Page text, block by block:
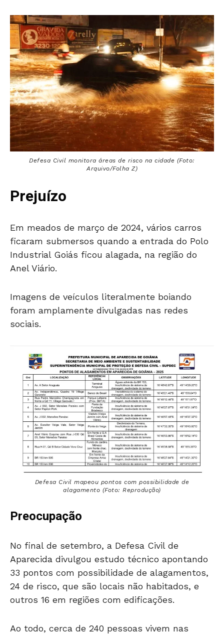
Defesa Civil monitora áreas de risco na cidade (Foto:
Arquivo/Folha Z)
Prejuízo
Em meados de março de 2024, vários carros
ficaram submersos quando a entrada do Polo
Industrial Goiás ficou alagada, na região do
Anel Viário.
Imagens de veículos literalmente boiando
foram amplamente divulgadas nas redes
sociais.
Defesa Civil mapeou pontos com possibilidade de
alagamento (Foto: Reprodução)
Preocupação
No final de setembro, a Defesa Civil de
Aparecida divulgou estudo técnico apontando
33 pontos com possibilidade de alagamentos,
24 de risco, que são locais não habitados, e
outros 16 em regiões com edificações.
Ao todo, cerca de 240 pessoas vivem nas